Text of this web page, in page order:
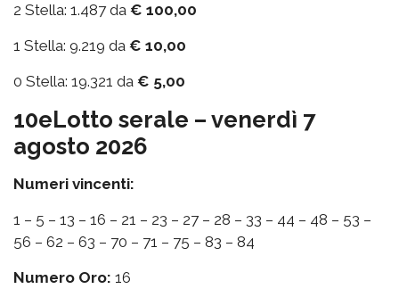
2 Stella: 1.487 da € 100,00
1 Stella: 9.219 da € 10,00
0 Stella: 19.321 da € 5,00
10eLotto serale – venerdì 7
agosto 2026
Numeri vincenti:
1 – 5 – 13 – 16 – 21 – 23 – 27 – 28 – 33 – 44 – 48 – 53 –
56 – 62 – 63 – 70 – 71 – 75 – 83 – 84
Numero Oro: 16